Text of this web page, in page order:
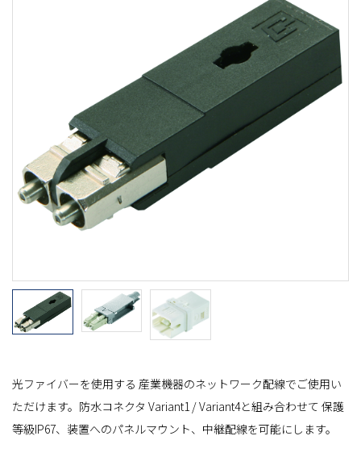
光ファイバーを使用する 産業機器のネットワーク配線でご使用い
ただけます。防水コネクタ Variant1 / Variant4と組み合わせて 保護
等級IP67、装置へのパネルマウント、中継配線を可能にします。